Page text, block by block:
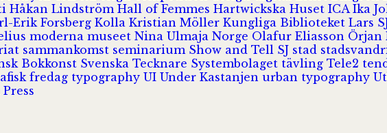
Håkan Lindström Hall of Femmes Hartwickska Huset ICA Ika
Erik Forsberg Kolla Kristian Möller Kungliga Biblioteket Lars
moderna museet Nina Ulmaja Norge Olafur Eliasson Örjan
sammankomst seminarium Show and Tell SJ stad
Bokkonst Svenska Tecknare Systembolaget tävling Tele2
fredag typography UI Under Kastanjen urban typography